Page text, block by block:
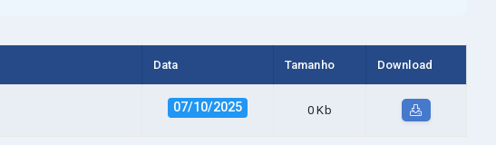
Data Tamanho Download
07/10/2025 0 Kb